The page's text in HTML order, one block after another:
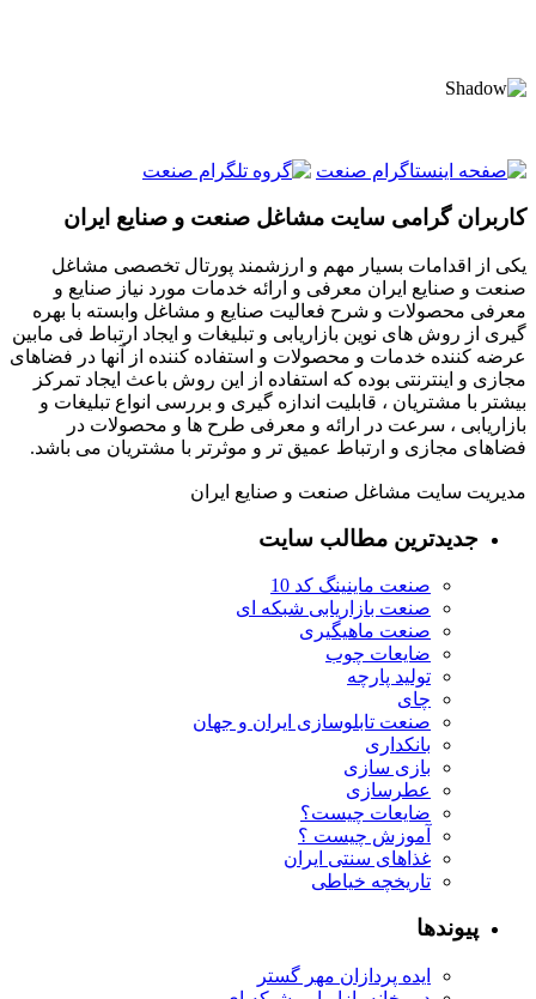
کاربران گرامی سایت مشاغل صنعت و صنایع ایران
یکی از اقدامات بسیار مهم و ارزشمند پورتال تخصصی مشاغل
صنعت و صنایع ایران معرفی و ارائه خدمات مورد نیاز صنایع و
معرفی محصولات و شرح فعالیت صنایع و مشاغل وابسته با بهره
گیری از روش های نوین بازاریابی و تبلیغات و ایجاد ارتباط فی مابین
عرضه کننده خدمات و محصولات و استفاده کننده از آنها در فضاهای
مجازی و اینترنتی بوده که استفاده از این روش باعث ایجاد تمرکز
بیشتر با مشتریان ، قابلیت اندازه گیری و بررسی انواع تبلیغات و
بازاریابی ، سرعت در ارائه و معرفی طرح ها و محصولات در
فضاهای مجازی و ارتباط عمیق تر و موثرتر با مشتریان می باشد.
مدیریت سایت مشاغل صنعت و صنایع ایران
جدیدترین مطالب سایت
صنعت ماینینگ کد 10
صنعت بازاریابی شبکه ای
صنعت ماهیگیری
ضایعات چوب
تولید پارچه
چای
صنعت تابلوسازی ایران و جهان
بانکداری
بازی سازی
عطرسازی
ضایعات چیست؟
آموزش چیست ؟
غذاهای سنتی ایران
تاریخچه خیاطی
پیوندها
ایده پردازان مهر گستر